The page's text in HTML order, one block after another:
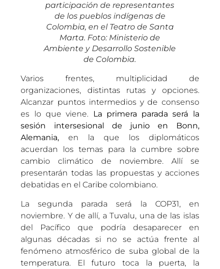
participación de representantes
de los pueblos indígenas de
Colombia, en el Teatro de Santa
Marta. Foto: Ministerio de
Ambiente y Desarrollo Sostenible
de Colombia.
Varios frentes, multiplicidad de
organizaciones, distintas rutas y opciones.
Alcanzar puntos intermedios y de consenso
es lo que viene. La primera parada será la
sesión intersesional de junio en Bonn,
Alemania, en la que los diplomáticos
acuerdan los temas para la cumbre sobre
cambio climático de noviembre. Allí se
presentarán todas las propuestas y acciones
debatidas en el Caribe colombiano.
La segunda parada será la COP31, en
noviembre. Y de allí, a Tuvalu, una de las islas
del Pacífico que podría desaparecer en
algunas décadas si no se actúa frente al
fenómeno atmosférico de suba global de la
temperatura. El futuro toca la puerta, la